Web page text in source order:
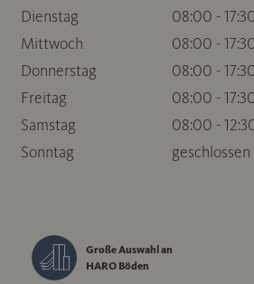
Dienstag
08:00 -
Mittwoch
08:00 -
Donnerstag
08:00 -
Freitag
08:00 -
Samstag
08:00 -
Sonntag
geschlossen
Große Auswahl an
HARO Böden